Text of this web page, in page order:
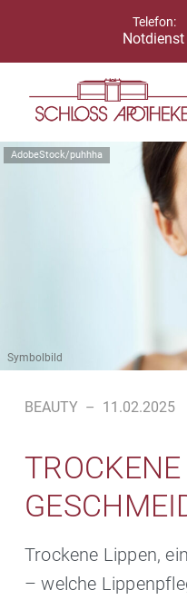
Telefon:
Notdienst
AdobeStock/puhhha
Symbolbild
BEAUTY – 11.02.2025
Trockene Lippen,
– welche